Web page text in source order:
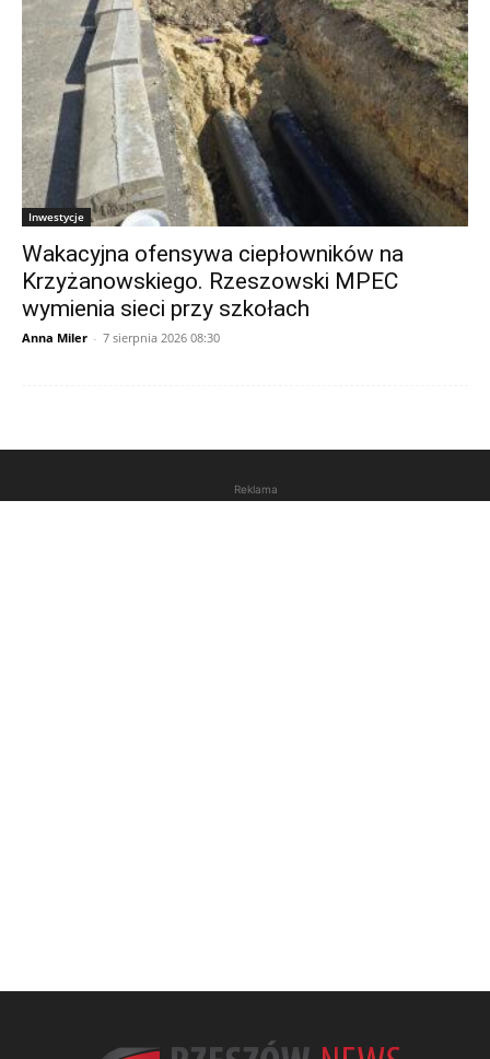
Inwestycje
Wakacyjna ofensywa ciepłowników na
Krzyżanowskiego. Rzeszowski MPEC
wymienia sieci przy szkołach
Anna Miler - 7 sierpnia 2026 08:30
Reklama